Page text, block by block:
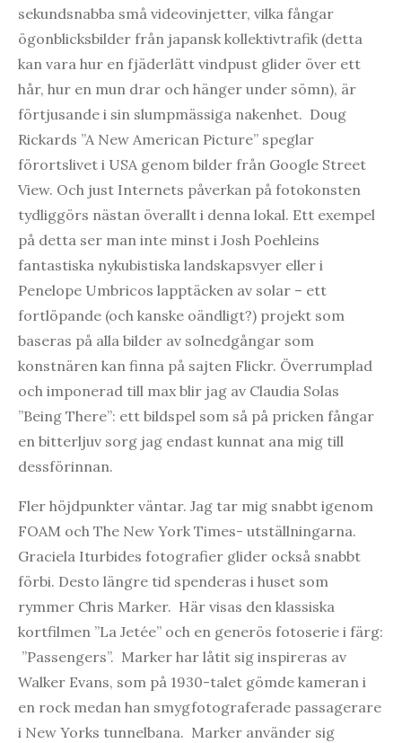
sekundsnabba små videovinjetter, vilka fångar
ögonblicksbilder från japansk kollektivtrafik (detta
kan vara hur en fjäderlätt vindpust glider över ett
hår, hur en mun drar och hänger under sömn), är
förtjusande i sin slumpmässiga nakenhet. Doug
Rickards ”A New American Picture” speglar
förortslivet i USA genom bilder från Google Street
View. Och just Internets påverkan på fotokonsten
tydliggörs nästan överallt i denna lokal. Ett exempel
på detta ser man inte minst i Josh Poehleins
fantastiska nykubistiska landskapsvyer eller i
Penelope Umbricos lapptäcken av solar – ett
fortlöpande (och kanske oändligt?) projekt som
baseras på alla bilder av solnedgångar som
konstnären kan finna på sajten Flickr. Överrumplad
och imponerad till max blir jag av Claudia Solas
”Being There”: ett bildspel som så på pricken fångar
en bitterljuv sorg jag endast kunnat ana mig till
dessförinnan.
Fler höjdpunkter väntar. Jag tar mig snabbt igenom
FOAM och The New York Times- utställningarna.
Graciela Iturbides fotografier glider också snabbt
förbi. Desto längre tid spenderas i huset som
rymmer Chris Marker. Här visas den klassiska
kortfilmen ”La Jetée” och en generös fotoserie i färg:
”Passengers”. Marker har låtit sig inspireras av
Walker Evans, som på 1930-talet gömde kameran i
en rock medan han smygfotograferade passagerare
i New Yorks tunnelbana. Marker använder sig